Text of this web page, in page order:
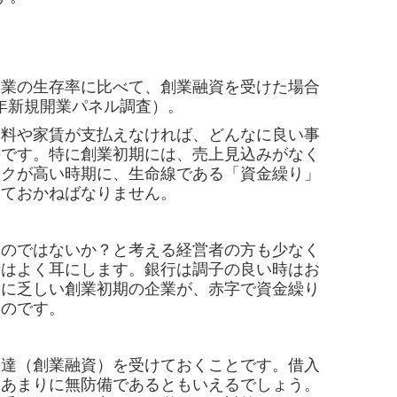
の生存率に比べて、創業融資を受けた場合
規開業パネル調査）。
や家賃が支払えなければ、どんなに良い事
す。特に創業初期には、売上見込みがなく
が高い時期に、生命線である「資金繰り」
おかねばなりません。
はないか？と考える経営者の方も少なく
よく耳にします。銀行は調子の良い時はお
乏しい創業初期の企業が、赤字で資金繰り
です。
創業融資）を受けておくことです。借入
まりに無防備であるともいえるでしょう。